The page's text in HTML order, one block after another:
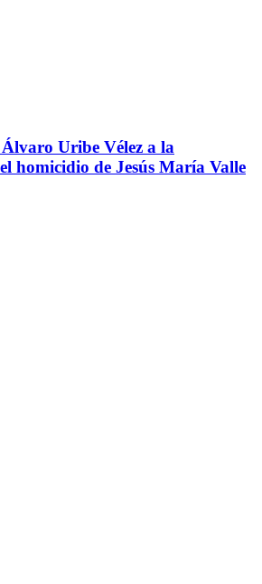
Uribe Vélez a la
homicidio de Jesús María Valle